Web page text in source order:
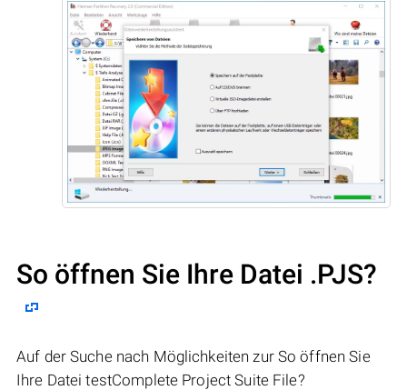
So öffnen Sie Ihre Datei .PJS?
Auf der Suche nach Möglichkeiten zur So öffnen Sie
Ihre Datei testComplete Project Suite File?